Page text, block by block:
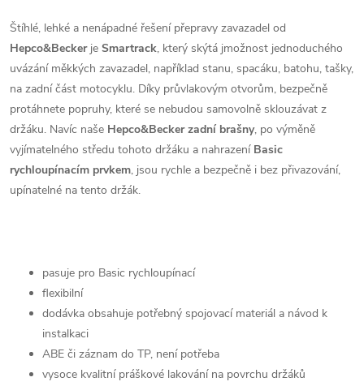
Štíhlé, lehké a nenápadné řešení přepravy zavazadel od
Hepco&Beckerje Smartrack, který skýtá jmožnost jednoduchého
uvázání měkkých zavazadel, například stanu, spacáku, batohu, tašky,
na zadní část motocyklu. Díky průvlakovým otvorům, bezpečně
protáhnete popruhy, které se nebudou samovolně sklouzávat z
držáku. Navíc naše Hepco&Becker zadní brašny, po výměně
vyjímatelného středu tohoto držáku a nahrazení Basic
rychloupínacím prvkem, jsou rychle a bezpečně i bez přivazování,
upínatelné na tento držák.
pasuje pro Basic rychloupínací
flexibilní
dodávka obsahuje potřebný spojovací materiál a návod k
instalkaci
ABE či záznam do TP, není potřeba
vysoce kvalitní práškové lakování na povrchu držáků